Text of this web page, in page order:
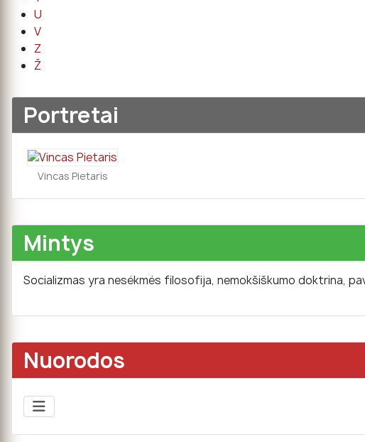
U
V
Z
Ž
Portretai
Vincas Pietaris
Mintys
Socializmas yra nesėkmės filosofija, nemokšiškumo doktrina,
Nuorodos